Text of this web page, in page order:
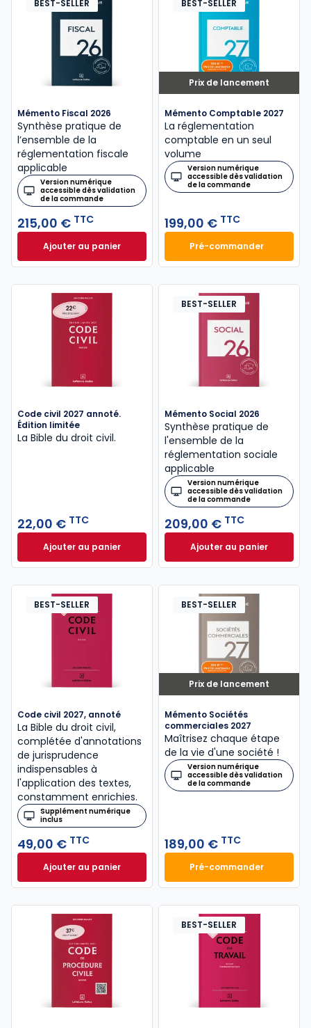
BEST-SELLER
Mémento Fiscal 2026
Synthèse pratique de
l’ensemble de la
réglementation fiscale
applicable
Version numérique
accessible dès validation
de la commande
215,00 € TTC
Ajouter au panierMémento Fiscal 2026 à 215,00 € TTC
Prix de lancement
BEST-SELLER
Mémento Comptable 2027
La réglementation
comptable en un seul
volume
Version numérique
accessible dès validation
de la commande
199,00 € TTC
Pré-commander
Mémento
Code civil 2027 annoté.
Édition limitée
La Bible du droit civil.
22,00 € TTC
Ajouter au panierCode civil 2027 annoté. Édition limitée à 22,00 € TTC
BEST-SELLER
Mémento Social 2026
Synthèse pratique de
l'ensemble de la
réglementation sociale
applicable
Version numérique
accessible dès validation
de la commande
209,00 € TTC
Ajouter au panier
Mémento Social
BEST-SELLER
Code civil 2027, annoté
La Bible du droit civil,
complétée d'annotations
de jurisprudence
indispensables à
l'application des textes,
constamment enrichies.
Supplément numérique
inclus
49,00 € TTC
Ajouter au panierCode civil 2027, annoté à 49,00 € TTC
Prix de lancement
BEST-SELLER
Mémento Sociétés
commerciales 2027
Maîtrisez chaque étape
de la vie d'une société !
Version numérique
accessible dès validation
de la commande
189,00 € TTC
Pré-commander
Mémento
BEST-SELLER